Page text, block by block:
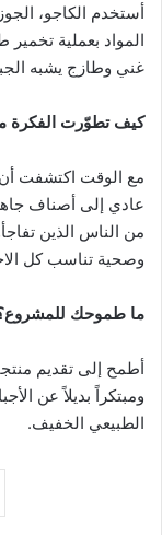
أستخدم الكاجو،
المواد بعملية تخمير
غني وطازج يشبه
كيف تطوّرت الفكرة
مع الوقت اكتشفت أن
عادي إلى أصناف
من الناس الذين
وصحية تناسب كل
ما طموحك
أطمح إلى تقديم
ومبتكراً بديلاً عن
الطبيعي الخفيف.